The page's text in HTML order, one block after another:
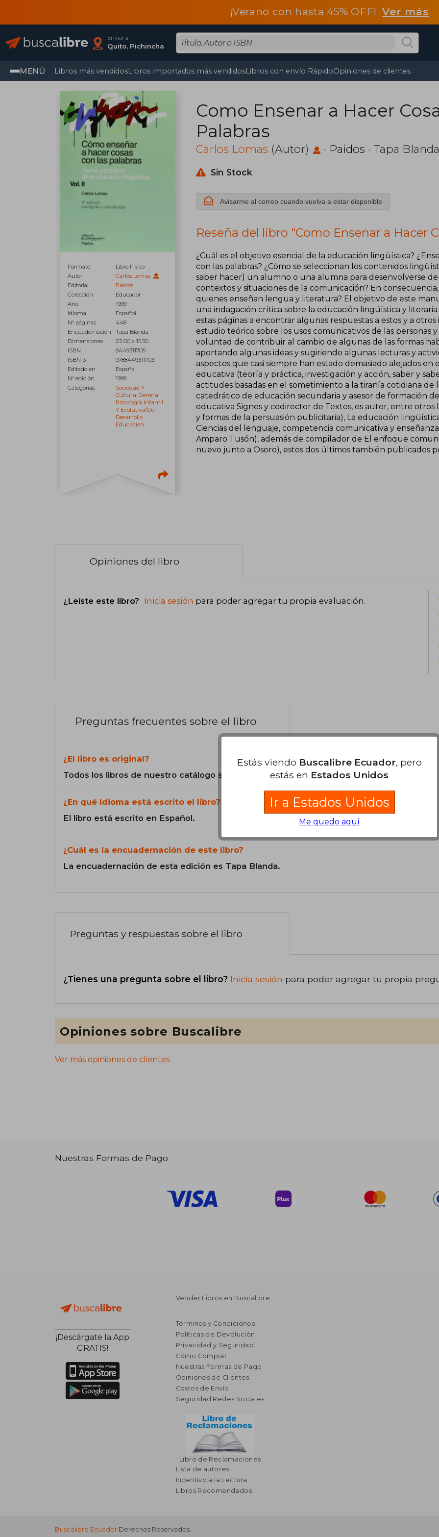
¡Verano con hasta 45% OFF!Ver más
Enviar a
Quito, Pichincha
MENÚ Libros más vendidosLibros importados más vendidosLibros con envío RápidoOpiniones de clientes
Formato
Libro Físico
Autor
Carlos Lomas
Editorial
Paidos
Colección
Educador
Año
1999
Idioma
Español
N° páginas
448
Encuadernación
Tapa Blanda
Dimensiones
22.00 x 15.50
ISBN
8449311705
ISBN13
9788449311703
Editado en
España
N° edición
1999
Categorías
Sociedad Y
Cultura: General
Psicología Infantil
Y Evolutiva/del
Desarrollo
Educación
Como Ensenar a Hacer
Palabras
Carlos Lomas (Autor) · Paidos · Tapa Blanda
Sin Stock
Avisarme al correo cuando vuelva a estar disponible
Reseña del libro "Como Ensenar a Hacer
¿Cuál es el objetivo esencial de la educación lingüística?
con las palabras? ¿Cómo se seleccionan los contenidos
saber hacer) un alumno o una alumna para desenvolverse
contextos y situaciones de la comunicación? En
quienes enseñan lengua y literatura? El objetivo de este
una indagación crítica sobre la educación lingüística y
estas páginas a encontrar algunas respuestas a estos y a
estudio teórico sobre los usos comunicativos de las personas
voluntad de contribuir al cambio de algunas de las formas
aportando algunas ideas y sugiriendo algunas lecturas y
aspectos que casi siempre han estado demasiado alejados
educativa (teoría y práctica, investigación y acción, saber y
actitudes basadas en el sometimiento a la tiranía cotidiana de
catedrático de educación secundaria y asesor de formación
educativa Signos y codirector de Textos, es autor, entre otros
y formas de la persuasión publicitaria), La educación
Ciencias del lenguaje, competencia comunicativa y
Amparo Tusón), además de compilador de El enfoque
nuevo junto a Osoro), estos dos últimos también publicados
Opiniones del libro
¿Leíste este libro? Inicia sesión para poder agregar tu propia evaluación.
Preguntas frecuentes sobre el libro
¿El libro es original?
Todos los libros de nuestro catálogo son Originales.
¿En qué Idioma está escrito el libro?
El libro está escrito en Español.
¿Cuál es la encuadernación de este libro?
La encuadernación de esta edición es Tapa Blanda.
Preguntas y respuestas sobre el libro
¿Tienes una pregunta sobre el libro? Inicia sesión para poder agregar tu propia
Opiniones sobre Buscalibre
Ver más opiniones de clientes
Nuestras Formas de Pago
¡Descárgate la App
GRATIS!
Vender Libros en Buscalibre
Términos y Condiciones
Políticas de Devolución
Privacidad y Seguridad
Cómo Comprar
Nuestras Formas de Pago
Opiniones de Clientes
Costos de Envío
Seguridad Redes Sociales
Libro de Reclamaciones
Lista de autores
Incentivo a la Lectura
Libros Recomendados
Buscalibre Ecuador Derechos Reservados.
Estás viendo Buscalibre Ecuador, pero
estás en Estados Unidos
Ir a Estados Unidos
Me quedo aquí